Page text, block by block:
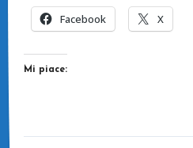
Facebook X
Mi piace: